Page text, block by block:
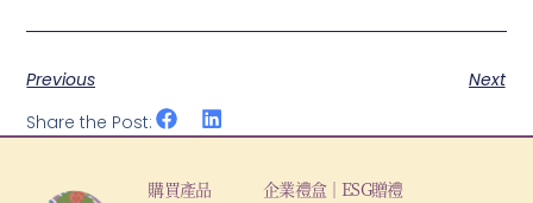
Previous
Next
Share the Post:
購買產品 企業禮盒｜ESG贈禮